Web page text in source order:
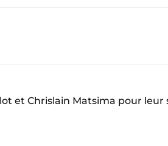
et Chrislain Matsima pour